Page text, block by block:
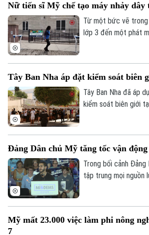
Nữ tiến sĩ Mỹ chế tạo máy nhảy dây
Từ một bức vẽ
lớp 3 đến một phát
mang tên Jump
trải nghiệm mới cho
nhảy dây đôi mà còn
Tây Ban Nha áp đặt kiểm soát biên
Tây Ban Nha đã áp
kiểm soát biên giới
hoảng di cư tại
Tây Ban Nha ở Bắc
Đảng Dân chủ Mỹ tăng tốc vận
Trong bối cảnh Đảng
tập trung mọi nguồn
thành phố Detroit,
Mỹ mất 23.000 việc làm phi nông
7